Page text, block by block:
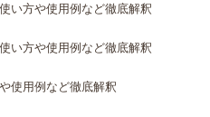
い方や使用例など徹底解釈
い方や使用例など徹底解釈
使用例など徹底解釈